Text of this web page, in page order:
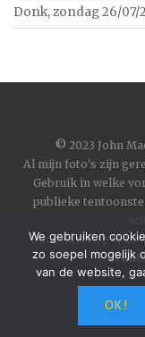
Donk, zondag 26/07/
© 2023 John
Al mijn foto's zijn
Gebruik in welke
publieke
Om contact op te
Wordpress
We gebruiken
zo soepel mogelijk
van de website,
OK !